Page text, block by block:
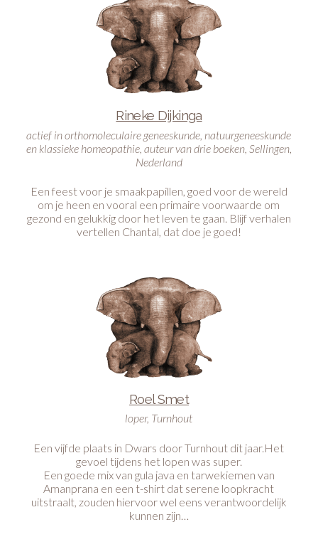
Rineke Dijkinga
actief in orthomoleculaire geneeskunde, natuurgeneeskunde
en klassieke homeopathie, auteur van drie boeken, Sellingen,
Nederland
Een feest voor je smaakpapillen, goed voor de wereld
om je heen en vooral een primaire voorwaarde om
gezond en gelukkig door het leven te gaan. Blijf verhalen
vertellen Chantal, dat doe je goed!
Roel Smet
loper, Turnhout
Een vijfde plaats in Dwars door Turnhout dit jaar.Het
gevoel tijdens het lopen was super.
Een goede mix van gula java en tarwekiemen van
Amanprana en een t-shirt dat serene loopkracht
uitstraalt, zouden hiervoor wel eens verantwoordelijk
kunnen zijn…